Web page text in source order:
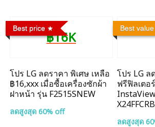
Best price
฿16K
โปร LG ลดราคา พิเศษ เหลือ
฿16,xxx เมื่อซื้อเครื่องซักผ้า
ฝาหน้า รุ่น F2515SNEW
ลดสูงสุด 60% off
Best value
โปร LG ล
ฟรีฟิลเตอ
X24FFCRB
ลดสูงสุด